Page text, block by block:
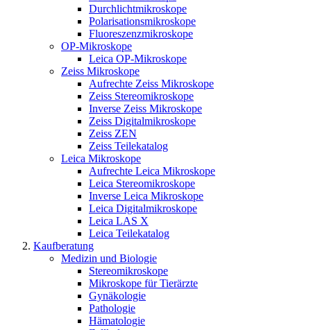
Durchlichtmikroskope
Polarisationsmikroskope
Fluoreszenzmikroskope
OP-Mikroskope
Leica OP-Mikroskope
Zeiss Mikroskope
Aufrechte Zeiss Mikroskope
Zeiss Stereomikroskope
Inverse Zeiss Mikroskope
Zeiss Digitalmikroskope
Zeiss ZEN
Zeiss Teilekatalog
Leica Mikroskope
Aufrechte Leica Mikroskope
Leica Stereomikroskope
Inverse Leica Mikroskope
Leica Digitalmikroskope
Leica LAS X
Leica Teilekatalog
Kaufberatung
Medizin und Biologie
Stereomikroskope
Mikroskope für Tierärzte
Gynäkologie
Pathologie
Hämatologie